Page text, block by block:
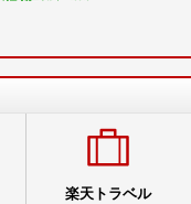
楽天トラベル